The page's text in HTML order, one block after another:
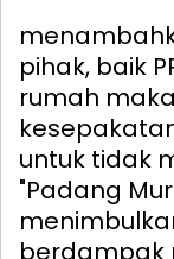
pihak, baik
rumah
untuk tidak
"Padang
berdampak